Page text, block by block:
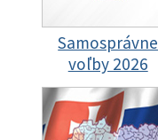
Samosprávne
voľby 2026